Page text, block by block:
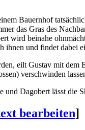
Bauernhof
das Gras des
wird beinahe
ihnen und findet dabei
eilt Gustav mit dem
verschwinden
und Dagobert lässt
bearbeiten]